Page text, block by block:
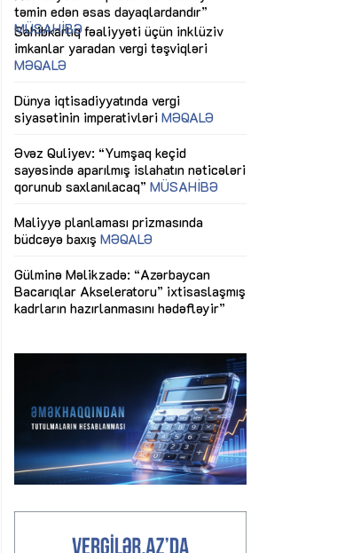
Dünya iqtisadiyyatında vergi
siyasətinin imperativləriMƏQALƏ
Əvəz Quliyev: “Yumşaq keçid
qorunub saxlanılacaq” MÜSAHİBƏ
büdcəyə baxışMƏQALƏ
Gülminə Məlikzadə: “Azərbaycan
kadrların hazırlanmasını hədəfləyir”